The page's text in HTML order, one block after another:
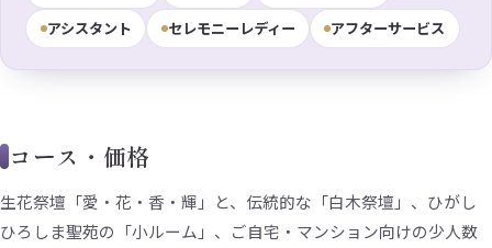
アシスタント
セレモニーレディー アフターサービス
コース・価格
生花祭壇「愛・花・香・輝」と、伝統的な「白木祭壇」、ひがし
ひろしま聖苑の「小ルーム」、ご自宅・マンション向けの少人数